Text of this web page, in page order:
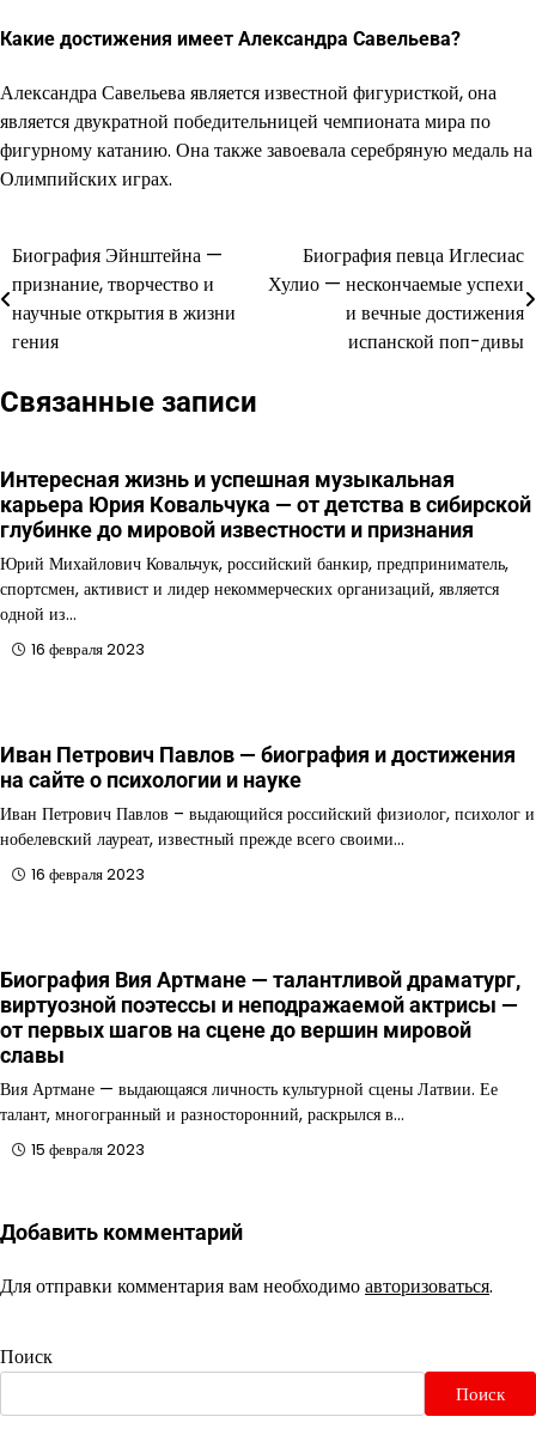
Какие достижения имеет Александра Савельева?
Александра Савельева является известной фигуристкой, она
является двукратной победительницей чемпионата мира по
фигурному катанию. Она также завоевала серебряную медаль на
Олимпийских играх.
Навигация
по
записям
Биография Эйнштейна —
признание, творчество и
научные открытия в жизни
гения
Биография певца Иглесиас
Хулио — нескончаемые успехи
и вечные достижения
испанской поп-дивы
Связанные записи
Интересная жизнь и успешная музыкальная
карьера Юрия Ковальчука — от детства в сибирской
глубинке до мировой известности и признания
Юрий Михайлович Ковальчук, российский банкир, предприниматель,
спортсмен, активист и лидер некоммерческих организаций, является
одной из…
16 февраля 2023
Иван Петрович Павлов — биография и достижения
на сайте о психологии и науке
Иван Петрович Павлов – выдающийся российский физиолог, психолог и
нобелевский лауреат, известный прежде всего своими…
16 февраля 2023
Биография Вия Артмане — талантливой драматург,
виртуозной поэтессы и неподражаемой актрисы —
от первых шагов на сцене до вершин мировой
славы
Вия Артмане — выдающаяся личность культурной сцены Латвии. Ее
талант, многогранный и разносторонний, раскрылся в…
15 февраля 2023
Добавить комментарий
Для отправки комментария вам необходимоавторизоваться.
Поиск
Поиск